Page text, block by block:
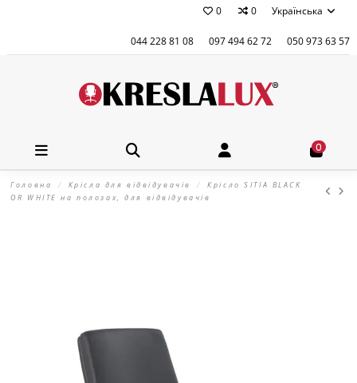
0 0 Українська
044 228 81 08 097 494 62 72 050 973 63 57
0
Головна Крісла для відвідувачів
Крісло SITIA BLACK
OR WHITE на полозах, для відвідувачів